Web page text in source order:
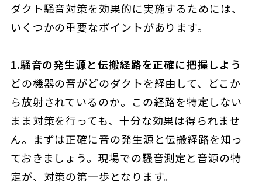
ダクト騒音対策を効果的に実施するためには、
いくつかの重要なポイントがあります。
1.騒音の発生源と伝搬経路を正確に把握しよう
どの機器の音がどのダクトを経由して、どこか
ら放射されているのか。この経路を特定しない
まま対策を行っても、十分な効果は得られませ
ん。まずは正確に音の発生源と伝搬経路を知っ
ておきましょう。現場での騒音測定と音源の特
定が、対策の第一歩となります。